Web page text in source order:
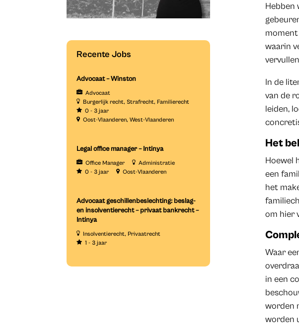
Recente Jobs
Advocaat – Winston
Advocaat
Burgerlijk recht Strafrecht Familierecht
0 - 3 jaar
Oost-Vlaanderen West-Vlaanderen
Legal office manager – Intinya
Office Manager
Administratie
0 - 3 jaar
Oost-Vlaanderen
Advocaat geschillenbeslechting: beslag-
en insolventierecht – privaat bankrecht –
Intinya
Insolventierecht Privaatrecht
1 - 3 jaar
Hebben
moment
waarin
In de
van de
leiden,
Het
Hoewel
een
het
om hier
Waar
in een
worden
worden